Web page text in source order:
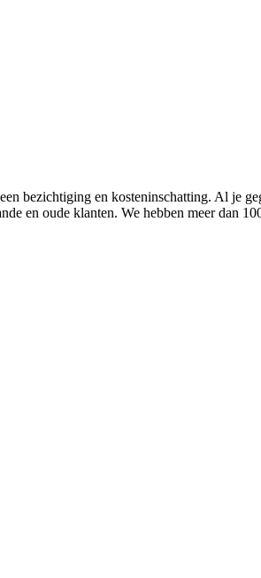
bezichtiging en kosteninschatting. Al je
en oude klanten. We hebben meer dan